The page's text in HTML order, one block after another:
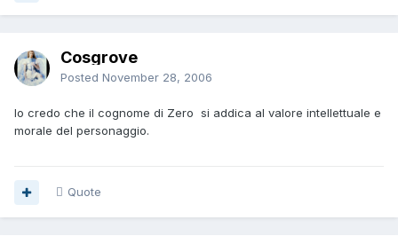
Cosgrove
Posted November 28, 2006
Io credo che il cognome di Zero si addica al valore intellettuale e
morale del personaggio.
Quote